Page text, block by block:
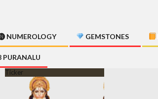
NUMEROLOGY GEMSTONES
PURANALU
Ticker